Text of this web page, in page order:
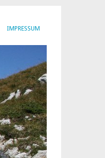
IMPRESSUM